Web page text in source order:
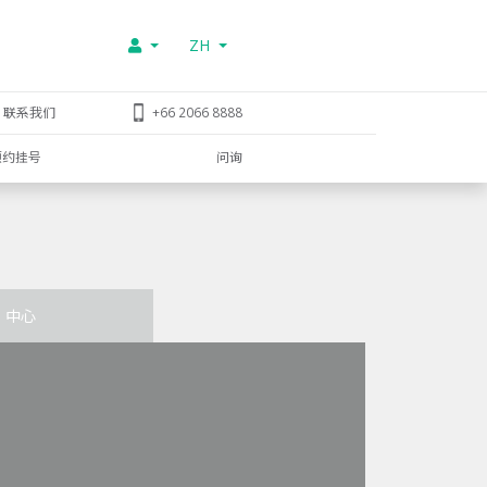
ZH
联系我们 +66 2066 8888
挂号 问询
中心